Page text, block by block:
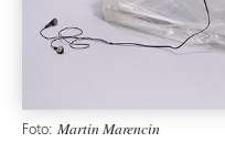
Foto: Martin Marencin